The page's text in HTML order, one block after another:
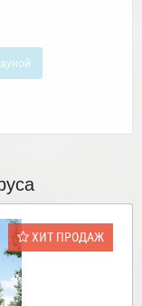
ХИТ ПРОДАЖ